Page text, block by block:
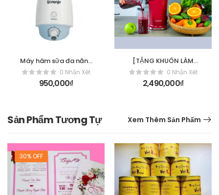
Máy hâm sữa đa năng
Gorenje BW330BY
0 Nhận Xét
950,000₫
[TẶNG KHUÔN LÀM
KEM] Snapbee Máy ép
chậm S300MAX – 2 màu
0 Nhận Xét
2,490,000₫
Sản Phẩm Tương Tự Xem Thêm Sản Phẩm
30% OFF